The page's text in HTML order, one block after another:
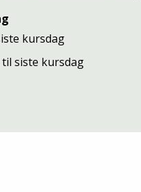
kursdag
siste kursdag